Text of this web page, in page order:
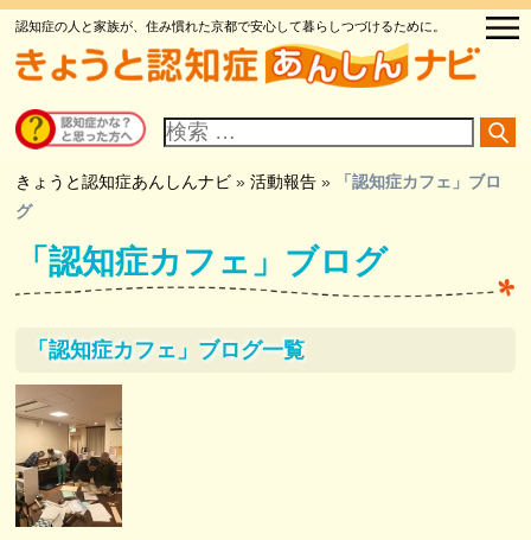
認知症の人と家族が、住み慣れた京都で安心して暮らしつづけるために。
イ
ト
検
索
きょうと認知症あんしんナビ »活動報告 »
「認知症カフェ」ブロ
グ
「認知症カフェ」ブログ
「認知症カフェ」ブログ一覧